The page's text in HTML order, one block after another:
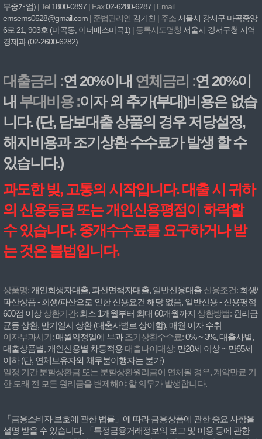
부중개업) | Tel 1800-0897 | Fax02-6280-6287 | Email
emsems0528@gmail.com | 준법관리인 김기찬| 주소 서울시 강서구 마곡중앙
6로 21, 903호 (마곡동, 이너매스마곡1) | 등록시도명칭 서울시 강서구청 지역
경제과 (02-2600-6282)
대출금리 :연 20%이내 연체금리 :연 20%이
내 부대비용 :이자 외 추가(부대)비용은 없습
니다. (단, 담보대출 상품의 경우 저당설정,
해지비용과 조기상환 수수료가 발생 할 수
있습니다.)
과도한 빚, 고통의 시작입니다. 대출 시 귀하
의 신용등급 또는 개인신용평점이 하락할
수 있습니다. 중개수수료를 요구하거나 받
는 것은 불법입니다.
상품명: 개인회생자대출, 파산면책자대출, 일반신용대출 신용조건: 회생/
파산상품 - 회생/파산으로 인한 신용요건 해당 없음, 일반신용 - 신용평점
600점 이상상환기간: 최소 1개월부터 최대 60개월까지 상환방법: 원리금
균등 상환, 만기일시 상환 (대출사별로 상이함), 매월 이자 수취
이자부과시기: 매월약정일에 부과 조기상환수수료:0% ~ 3%, 대출사별,
대출상품별, 개인신용별 차등적용 대출나이대상: 만20세 이상 ~ 만65세
이하 (단, 연체보유자와 채무불이행자는 불가)
일정 기간 분할상환금 또는 분할상환원리금이 연체될 경우, 계약만료 기
한 도래 전 모든 원리금을 변제해야 할 의무가 발생합니다.
「금융소비자 보호에 관한 법률」에 따라 금융상품에 관한 중요 사항을
설명 받을 수 있습니다. 「특정금융거래정보의 보고 및 이용 등에 관한